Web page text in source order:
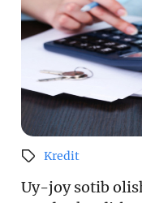
Kredit
Uy-joy sotib